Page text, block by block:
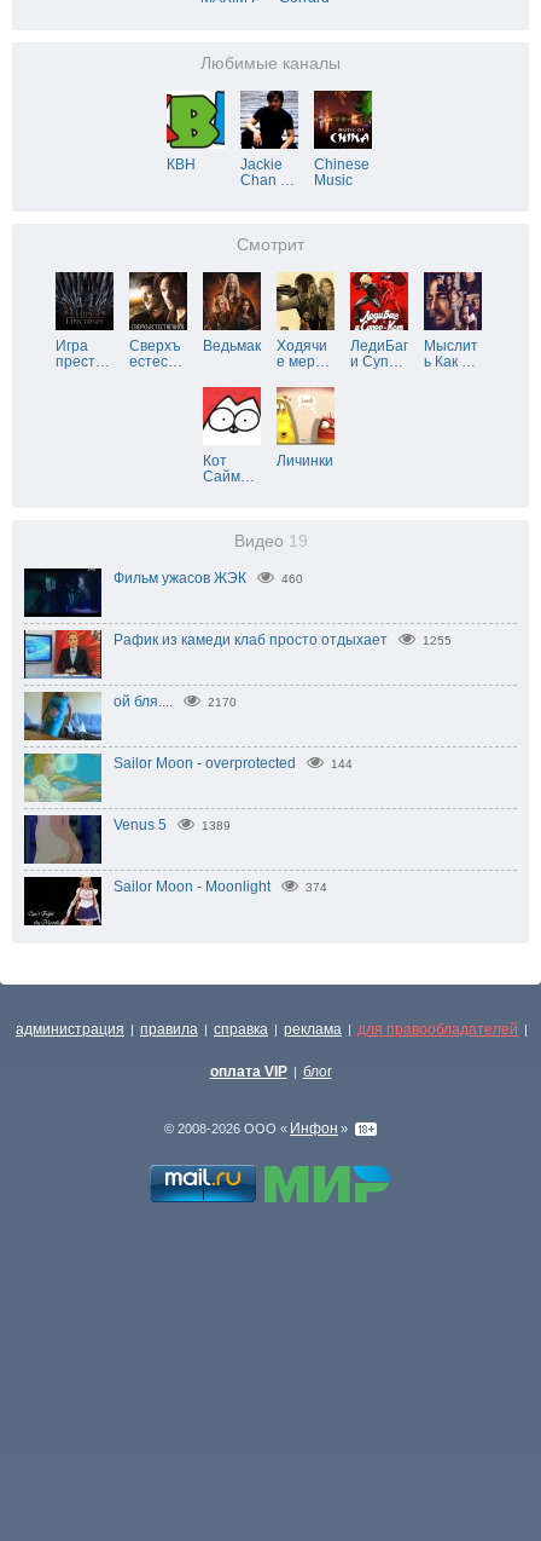
Любимые каналы
КВН
Jackie
Chan …
Chinese
Music
Смотрит
Игра
прест…
Сверхъ
естес…
Ведьмак
Ходячи
е мер…
ЛедиБаг
и Суп…
Мыслит
ь Как …
Кот
Сайм…
Личинки
Видео 19
Фильм ужасов ЖЭК 460
Рафик из камеди клаб просто отдыхает 1255
ой бля.... 2170
Sailor Moon - overprotected 144
Venus 5 1389
Sailor Moon - Moonlight 374
администрация | правила | справка | реклама | для правообладателей |
оплата VIP | блог
© 2008-2026 ООО « Инфон »